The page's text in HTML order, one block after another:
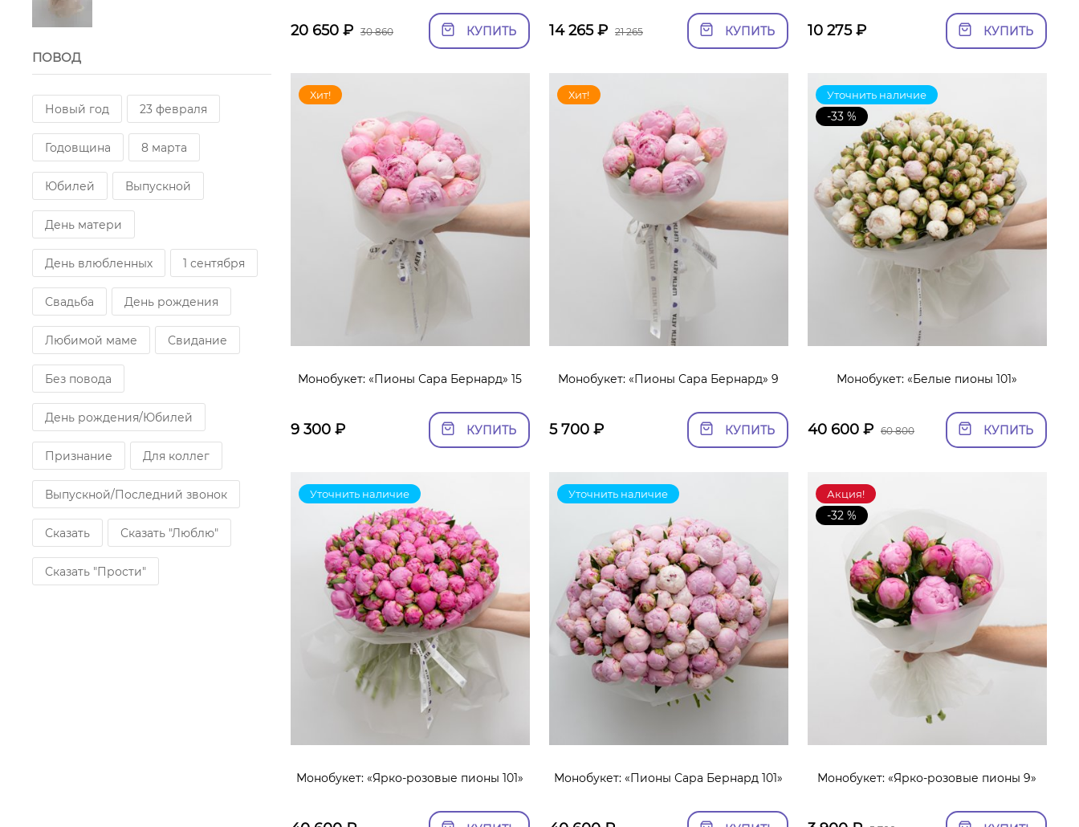
Дельфиниум
Хризанетма кустовая
Хризантема ромашковая
Пион Сара Бернар Гермини
Роза Кения 45см Лагурус
Пшеница Краспедия
Гипсофила Крашенная
Амарант Вибринум
Ирис Белый Аллиум
Калла Озотамнус
Оксипеталум Берграсс
Папоротник Ветки
Кустовая гвоздика
Пион белый
Пион Сара Бернард
ПОВОД
Новый год 23 февраля
Годовщина 8 марта
Юбилей Выпускной
День матери
День влюбленных 1 сентября
Свадьба День рождения
Любимой маме Свидание
Без повода
День рождения/Юбилей
Признание Для коллег
Выпускной/Последний звонок
Сказать Сказать "Люблю"
Сказать "Прости"
20 650 ₽ 30 860 КУПИТЬ 14 265₽ 21 265 КУПИТЬ 10 275₽ КУПИТЬ
Хит!
Монобукет: «Пионы Сара Бернард» 15
9 300 ₽ КУПИТЬ
Хит!
Монобукет: «Пионы Сара Бернард» 9
5 700₽ КУПИТЬ
Уточнить наличие
-33 %
Монобукет: «Белые пионы 101»
40 600₽ 60 800 КУПИТЬ
Уточнить наличие
Монобукет: «Ярко-розовые пионы 101»
Уточнить наличие
Монобукет: «Пионы Сара Бернард 101»
Акция!
-32 %
Монобукет: «Ярко-розовые пионы 9»